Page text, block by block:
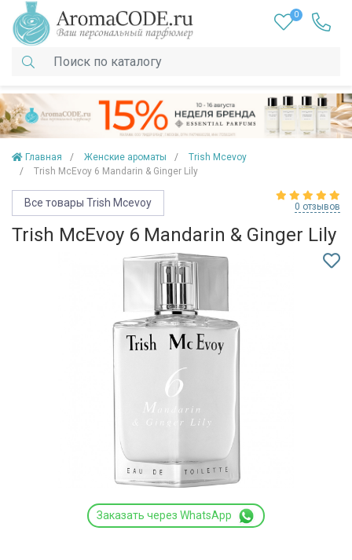
0
Главная Женские ароматы
Trish Mcevoy
Trish McEvoy 6 Mandarin & Ginger Lily
Все товары Trish Mcevoy 0 отзывов
Trish McEvoy 6 Mandarin & Ginger Lily
Заказать через WhatsApp